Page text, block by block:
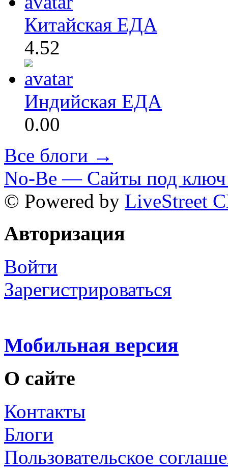
Китайская ЕДА
4.52
Индийская ЕДА
0.00
Все блоги →
No-Be — Сайты под ключ
© Powered by LiveStreet
Авторизация
Войти
Зарегистрироваться
Мобильная версия
О сайте
Контакты
Блоги
Пользовательское